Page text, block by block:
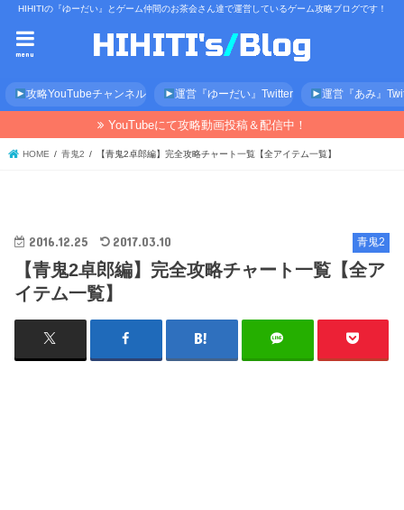
HIHITIの『ゆーだい』とゲーム仲間のお茶会さん達で運営しているゲーム攻略ブログです！
menu
攻略YouTubeチャンネル 運営『ゆーだい』Twitter 運営『あみ』
YouTubeにて攻略動画投稿＆配信中！
HOME 青鬼2 【青鬼2卓郎編】完全攻略チャート一覧【全アイテム一覧】
青鬼2
2016.12.25 2017.03.10
【青鬼2卓郎編】完全攻略チャート一覧【全ア
イテム一覧】